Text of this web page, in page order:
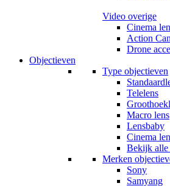
Video overige
Cinema
Action
Drone
Objectieven
Type objectieven
Telelens
Macro lens
Lensbaby
Cinema
Bekijk alle
Merken
Sony
Samyang